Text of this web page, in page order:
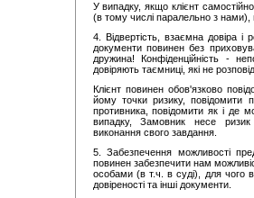
У випадку, якщо клієнт
(в тому числі паралельно з нами),
4. Відвертість, взаємна довіра
документи повинен без
дружина! Конфіденційність -
довіряють таємниці, які не
Клієнт повинен обов'язково
йому точки ризику, повідомити
противника, повідомити як і де
випадку, Замовник несе ризик
виконання свого завдання.
5. Забезпечення можливості
повинен забезпечити нам
особами (в т.ч. в суді), для чого
довіреності та інші документи.